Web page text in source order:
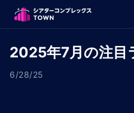
2025年7月の注目
6/28/25